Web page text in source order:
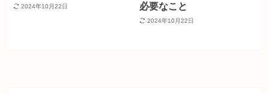
2024年10月22日
必要なこと
2024年10月22日